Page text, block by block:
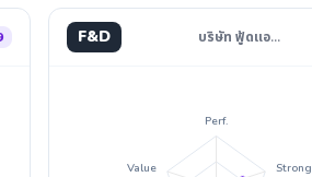
F&D บริษัท ฟู้ดแอ…
Perf.
Strong
Value